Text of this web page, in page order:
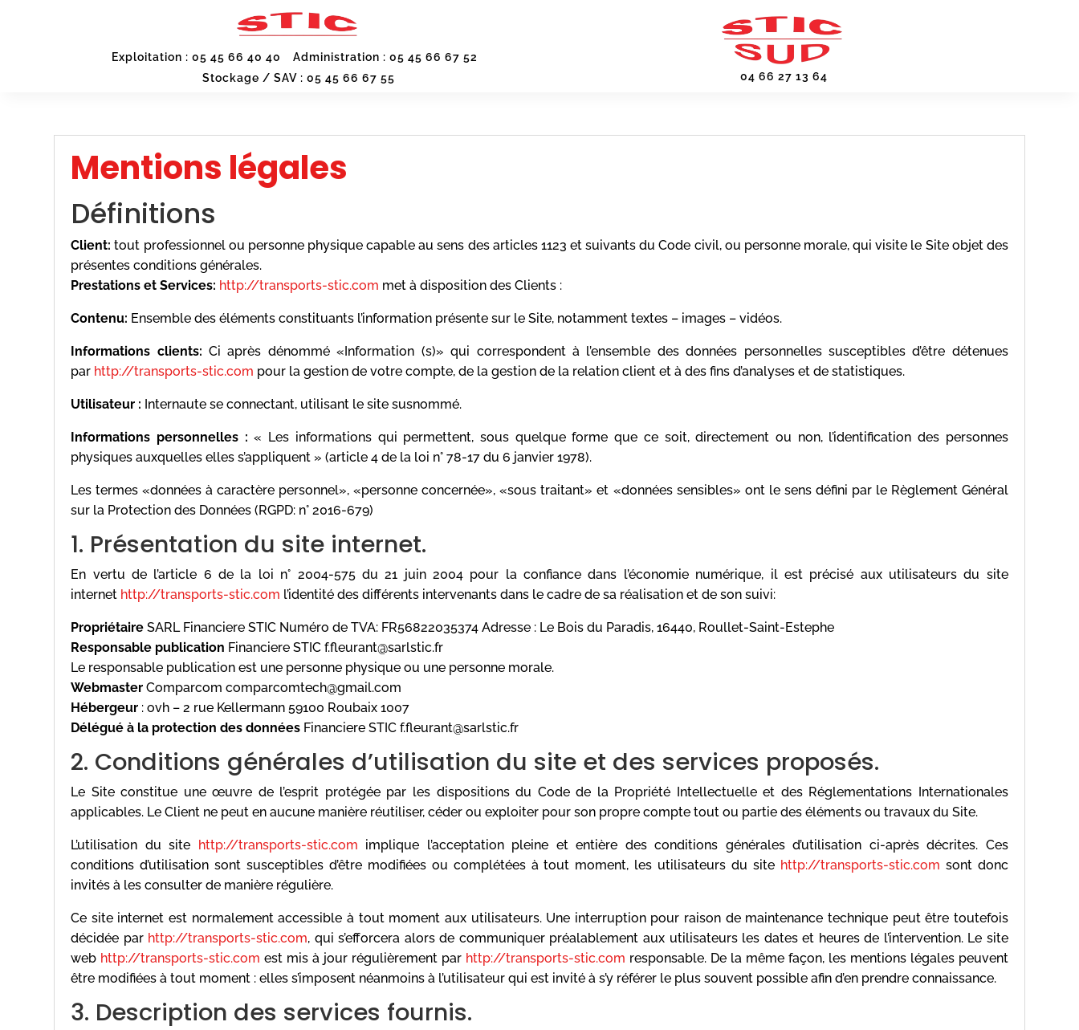
Exploitation : 05 45 66 40 40
Administration : 05 45 66 67 52
Stockage / SAV : 05 45 66 67 55
04 66 27 13 64
Mentions légales
Définitions
Client: tout professionnel ou personne physique capable au sens des articles 1123 et suivants du Code civil, ou personne morale, qui visite le Site objet des
présentes conditions générales.
Prestations et Services: http://transports-stic.com met à disposition des Clients :
Contenu: Ensemble des éléments constituants l’information présente sur le Site, notamment textes – images – vidéos.
Informations clients: Ci après dénommé «Information (s)» qui correspondent à l’ensemble des données personnelles susceptibles d’être détenues
par http://transports-stic.com pour la gestion de votre compte, de la gestion de la relation client et à des fins d’analyses et de statistiques.
Utilisateur : Internaute se connectant, utilisant le site susnommé.
Informations personnelles : « Les informations qui permettent, sous quelque forme que ce soit, directement ou non, l’identification des personnes
physiques auxquelles elles s’appliquent » (article 4 de la loi n° 78-17 du 6 janvier 1978).
Les termes «données à caractère personnel», «personne concernée», «sous traitant» et «données sensibles» ont le sens défini par le Règlement Général
sur la Protection des Données (RGPD: n° 2016-679)
1. Présentation du site internet.
En vertu de l’article 6 de la loi n° 2004-575 du 21 juin 2004 pour la confiance dans l’économie numérique, il est précisé aux utilisateurs du site
internet http://transports-stic.com l’identité des différents intervenants dans le cadre de sa réalisation et de son suivi:
Propriétaire SARL Financiere STIC Numéro de TVA: FR56822035374 Adresse : Le Bois du Paradis, 16440, Roullet-Saint-Estephe
Responsable publication Financiere STIC f.fleurant@sarlstic.fr
Le responsable publication est une personne physique ou une personne morale.
Webmaster Comparcom comparcomtech@gmail.com
Hébergeur : ovh – 2 rue Kellermann 59100 Roubaix 1007
Délégué à la protection des données Financiere STIC f.fleurant@sarlstic.fr
2. Conditions générales d’utilisation du site et des services proposés.
Le Site constitue une œuvre de l’esprit protégée par les dispositions du Code de la Propriété Intellectuelle et des Réglementations Internationales
applicables. Le Client ne peut en aucune manière réutiliser, céder ou exploiter pour son propre compte tout ou partie des éléments ou travaux du Site.
L’utilisation du site http://transports-stic.com implique l’acceptation pleine et entière des conditions générales d’utilisation ci-après décrites. Ces
conditions d’utilisation sont susceptibles d’être modifiées ou complétées à tout moment, les utilisateurs du site http://transports-stic.com sont donc
invités à les consulter de manière régulière.
Ce site internet est normalement accessible à tout moment aux utilisateurs. Une interruption pour raison de maintenance technique peut être toutefois
décidée par http://transports-stic.com, qui s’efforcera alors de communiquer préalablement aux utilisateurs les dates et heures de l’intervention. Le site
web http://transports-stic.com est mis à jour régulièrement par http://transports-stic.com responsable. De la même façon, les mentions légales peuvent
être modifiées à tout moment : elles s’imposent néanmoins à l’utilisateur qui est invité à s’y référer le plus souvent possible afin d’en prendre connaissance.
3. Description des services fournis.